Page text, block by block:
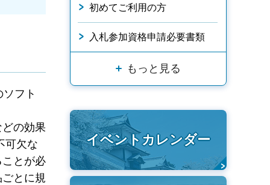
フト
の効果
可欠な
とが必
とに規
初めてご利用の方
入札参加資格申請必要書類
もっと見る
イベントカレンダー